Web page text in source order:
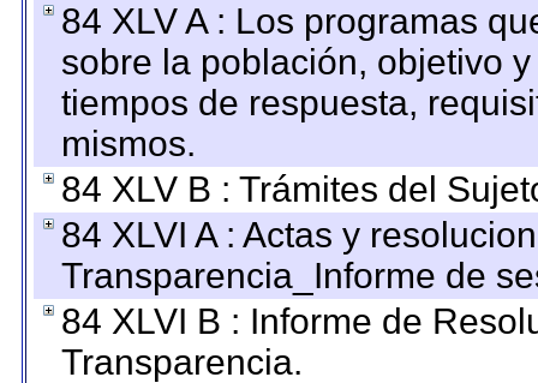
84 XLV A : Los programas
sobre la población, objetivo
tiempos de respuesta,
mismos.
84 XLV B : Trámites del
84 XLVI A : Actas y
Transparencia_Informe de
84 XLVI B : Informe de
Transparencia.